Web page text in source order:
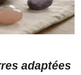
adaptées